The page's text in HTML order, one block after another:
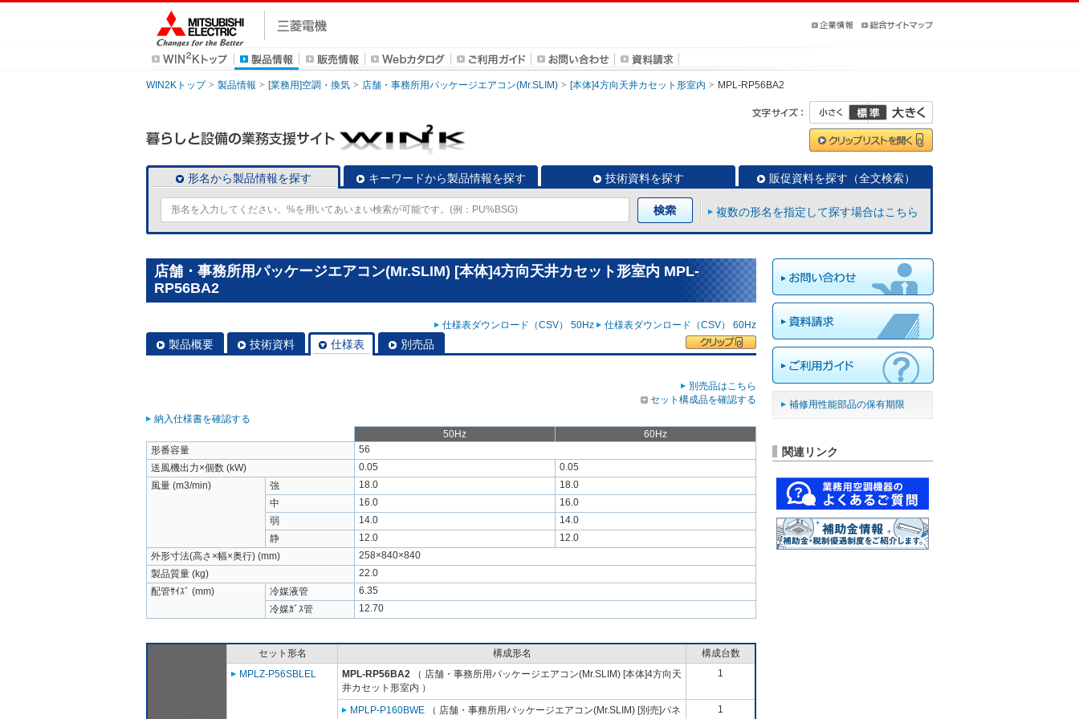
WIN2Kトップ 製品情報 [業務用]空調・換気 店舗・事務所用パッケージエアコン(Mr.SLIM) [本体]4方向天井カセット形室内 MPL-RP56BA2
形名から製品情報を探す キーワードから製品情報を探す 技術資料を探す 販促資料を探す（全文検索）
複数の形名を指定して探す場合はこちら
店舗・事務所用パッケージエアコン(Mr.SLIM) [本体]4方向天井カセット形室内 MPL-
RP56BA2
仕様表ダウンロード（CSV） 50Hz 仕様表ダウンロード（CSV） 60Hz
製品概要 技術資料 仕様表 別売品
別売品はこちら
セット構成品を確認する
納入仕様書を確認する
50Hz
60Hz
形番容量
56
送風機出力×個数 (kW)
0.05
0.05
風量 (m3/min)
強 18.0
18.0
中
16.0
16.0
弱
14.0
14.0
静
12.0
12.0
外形寸法(高さ×幅×奥行) (mm)
258×840×840
製品質量 (kg)
22.0
配管ｻｲｽﾞ (mm)
冷媒液管
6.35
冷媒ｶﾞｽ管
12.70
セット形名 構成形名
構成台数
MPLZ-P56SBLEL
MPL-RP56BA2 （ 店舗・事務所用パッケージエアコン(Mr.SLIM) [本体]4方向天
井カセット形室内 ）
1
MPLP-P160BWE （ 店舗・事務所用パッケージエアコン(Mr.SLIM) [別売]パネ
1
補修用性能部品の保有期限
関連リンク